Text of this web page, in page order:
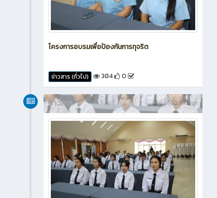
โครงการอบรมเพื่อป้องกันการทุจริต
ข่าวสาร (ทั่วไป) 384 0
6 เดือน ที่ผ่านมา
ข่าวสาร